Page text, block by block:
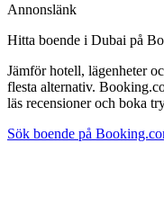
Annonslänk
Hitta boende i Dubai på
Jämför hotell, lägenheter
flesta alternativ.
läs recensioner och boka
Sök boende på